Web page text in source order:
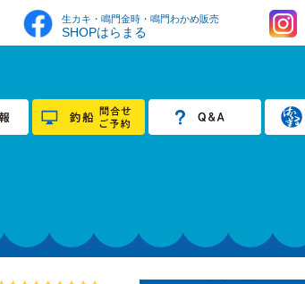
生カキ・鳴門金時・鳴門わかめ販売
SHOPはらまる